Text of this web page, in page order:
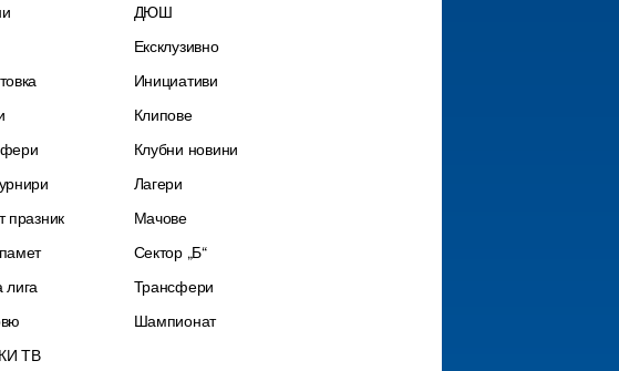
празник
лига
ТВ
ДЮШ
Ексклузивно
Инициативи
Клипове
Клубни новини
Лагери
Мачове
Сектор „Б“
Трансфери
Шампионат